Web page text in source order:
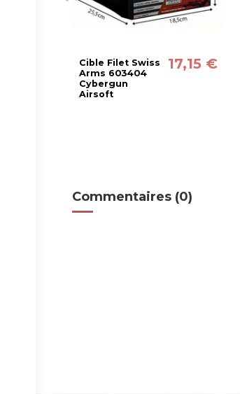
Cible Filet Swiss
Arms 603404
Cybergun
Airsoft
17,15 €
Commentaires (0)